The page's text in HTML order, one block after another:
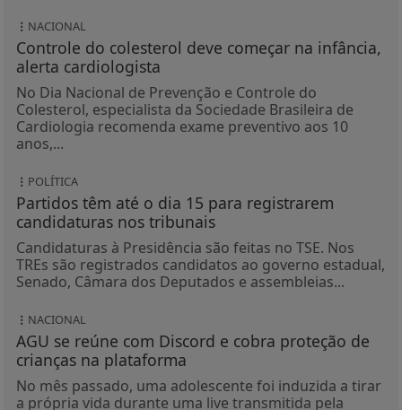
NACIONAL
Controle do colesterol deve começar na infância,
alerta cardiologista
No Dia Nacional de Prevenção e Controle do
Colesterol, especialista da Sociedade Brasileira de
Cardiologia recomenda exame preventivo aos 10
anos,...
POLÍTICA
Partidos têm até o dia 15 para registrarem
candidaturas nos tribunais
Candidaturas à Presidência são feitas no TSE. Nos
TREs são registrados candidatos ao governo estadual,
Senado, Câmara dos Deputados e assembleias...
NACIONAL
AGU se reúne com Discord e cobra proteção de
crianças na plataforma
No mês passado, uma adolescente foi induzida a tirar
a própria vida durante uma live transmitida pela